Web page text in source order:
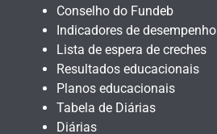
Conselho do Fundeb
Indicadores de desempenho
Lista de espera de creches
Resultados educacionais
Planos educacionais
Tabela de Diárias
Diárias